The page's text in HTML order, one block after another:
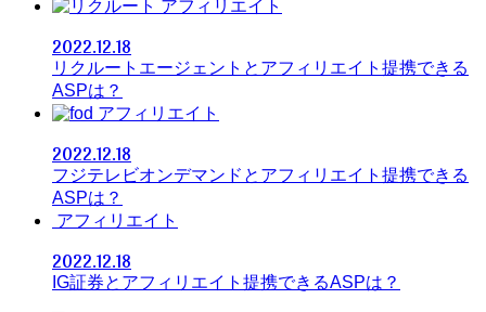
アフィリエイト
2022.12.18
リクルートエージェントとアフィリエイト提携できる
ASPは？
アフィリエイト
2022.12.18
フジテレビオンデマンドとアフィリエイト提携できる
ASPは？
アフィリエイト
2022.12.18
IG証券とアフィリエイト提携できるASPは？